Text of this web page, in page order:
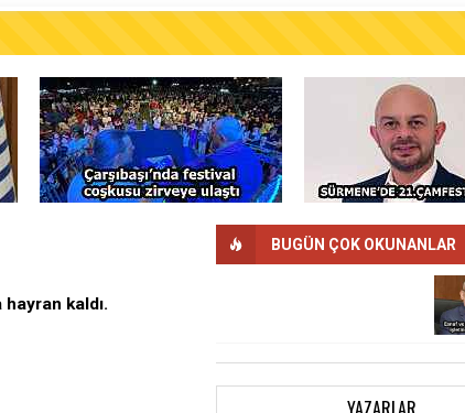
ÜRETİCİLERİNE AĞUSTOS AYI İÇİN UYARI!
kaldı.
BUGÜN ÇOK OKUNANLAR